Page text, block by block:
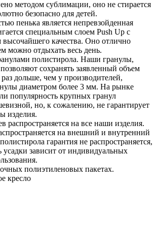
методом сублимации, оно не стирается
безопасно для детей.
пенька является непревзойденная
специальным слоем Push Up с
качества. Оно отлично
можно отдыхать весь день.
полистирола. Наши гранулы,
сохранять заявленный объем
раз дольше, чем у производителей,
диаметром более 3 мм. На рынке
популярность крупных гранул
но, к сожалению, не гарантирует
изделия.
распространяется на все наши изделия.
на внешний и внутренний
гарантия не распространяется,
усадки зависит от индивидуальных
полиэтиленовых пакетах.
кресло